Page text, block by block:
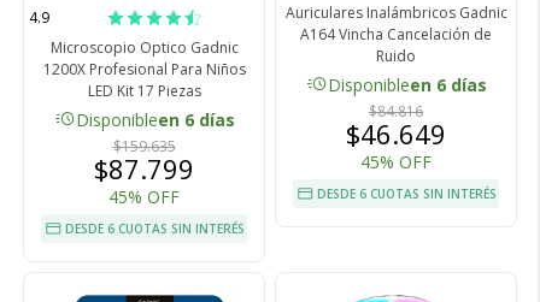
4.9
Microscopio Optico Gadnic
1200X Profesional Para Niños
LED Kit 17 Piezas
acuteDisponibleen 6 días
$159.635
$87.799
45% OFF
DESDE 6 CUOTAS SIN INTERÉS
Auriculares Inalámbricos Gadnic
A164 Vincha Cancelación de
Ruido
acuteDisponibleen 6 días
$84.816
$46.649
45% OFF
DESDE 6 CUOTAS SIN INTERÉS